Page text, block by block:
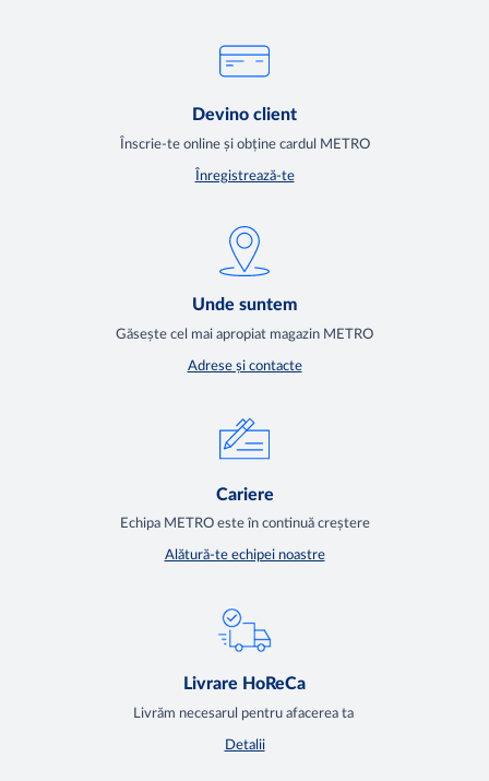
Devino client
Înscrie-te online și obține cardul METRO
Înregistrează-te
Unde suntem
Găsește cel mai apropiat magazin METRO
Adrese și contacte
Cariere
Echipa METRO este în continuă creștere
Alătură-te echipei noastre
Livrare HoReCa
Livrăm necesarul pentru afacerea ta
Detalii